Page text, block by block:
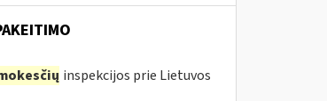
inspekcijos prie Lietuvos